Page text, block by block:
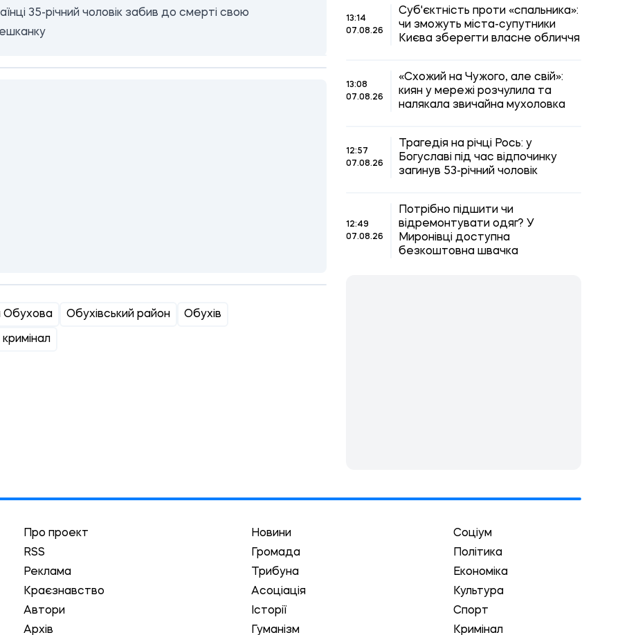
35-річний чоловік забив до смерті свою
Обухова Обухівський район Обухів
13:14
07.08.26
Суб'єктність проти «спальника»:
чи зможуть міста-супутники
Києва зберегти власне обличчя
13:08
07.08.26
«Схожий на Чужого, але свій»:
киян у мережі розчулила та
налякала звичайна мухоловка
12:57
07.08.26
Трагедія на річці Рось: у
Богуславі під час відпочинку
загинув 53-річний чоловік
12:49
07.08.26
Потрібно підшити чи
відремонтувати одяг? У
Миронівці доступна
безкоштовна швачка
Про проект
RSS
Реклама
Краєзнавство
Автори
Архів
Новини
Громада
Трибуна
Асоціація
Історії
Гуманізм
Соціум
Політика
Економіка
Культура
Спорт
Кримінал